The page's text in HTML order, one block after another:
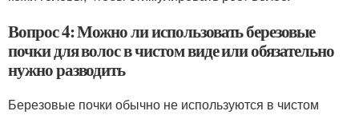
Вопрос 4: Можно ли использовать березовые
почки для волос в чистом виде или обязательно
нужно разводить
Березовые почки обычно не используются в чистом